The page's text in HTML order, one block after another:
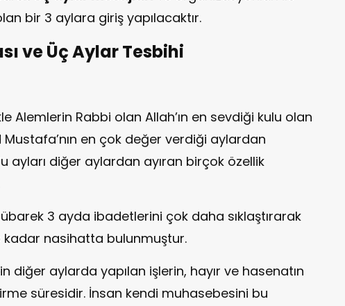
bir 3 aylara giriş yapılacaktır.
ve Üç Aylar Tesbihi
Alemlerin Rabbi olan Allah’ın en sevdiği kulu olan
Mustafa’nın en çok değer verdiği aylardan
ayları diğer aylardan ayıran birçok özellik
3 ayda ibadetlerini çok daha sıklaştırarak
nasihatta bulunmuştur.
diğer aylarda yapılan işlerin, hayır ve hasenatın
süresidir. İnsan kendi muhasebesini bu